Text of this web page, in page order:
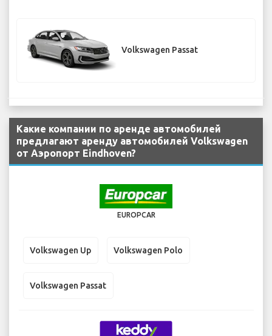
Volkswagen Passat
Какие компании по аренде автомобилей
предлагают аренду автомобилей Volkswagen
от Аэропорт Eindhoven?
EUROPCAR
Volkswagen Up Volkswagen Polo
Volkswagen Passat